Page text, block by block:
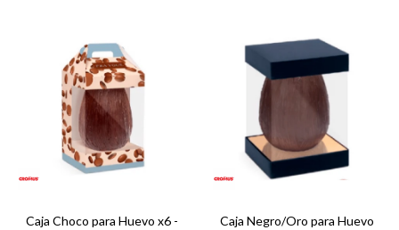
Caja Choco para Huevo x6 -
Caja Negro/Oro para Huevo